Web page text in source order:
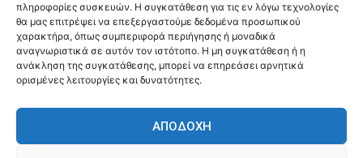
πληροφορίες συσκευών. Η συγκατάθεση για τις εν λόγω τεχνολογίες
θα μας επιτρέψει να επεξεργαστούμε δεδομένα προσωπικού
χαρακτήρα, όπως συμπεριφορά περιήγησης ή μοναδικά
αναγνωριστικά σε αυτόν τον ιστότοπο. Η μη συγκατάθεση ή η
ανάκληση της συγκατάθεσης, μπορεί να επηρεάσει αρνητικά
ορισμένες λειτουργίες και δυνατότητες.
ΑΠΟΔΟΧΉ
ΕΠΙΚΟΙΝΩΝΙΑ
YOUTUBE